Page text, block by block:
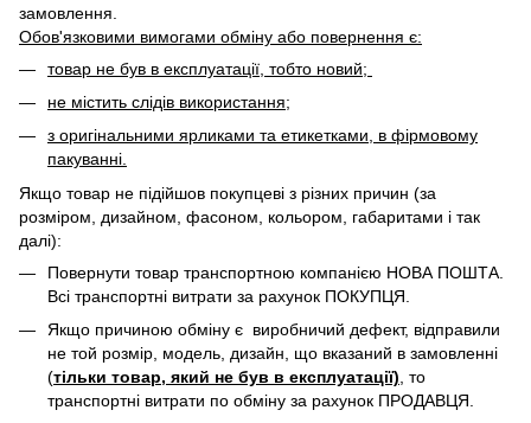
замовлення.
Обов'язковими вимогами обміну або повернення є:
товар не був в експлуатації, тобто новий;
не містить слідів використання;
з оригінальними ярликами та етикетками, в фірмовому
пакуванні.
Якщо товар не підійшов покупцеві з різних причин (за
розміром, дизайном, фасоном, кольором, габаритами і так
далі):
Повернути товар транспортною компанією НОВА ПОШТА.
Всі транспортні витрати за рахунок ПОКУПЦЯ.
Якщо причиною обміну є виробничий дефект, відправили
не той розмір, модель, дизайн, що вказаний в замовленні
(тільки товар, який не був в експлуатації) , то
транспортні витрати по обміну за рахунок ПРОДАВЦЯ. ​